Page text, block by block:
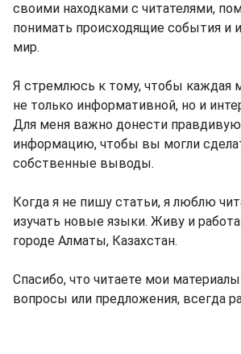
своими находками с читателями,
понимать происходящие события и
мир.
Я стремлюсь к тому, чтобы каждая
не только информативной, но и
Для меня важно донести
информацию, чтобы вы могли
собственные выводы.
Когда я не пишу статьи, я люблю
изучать новые языки. Живу и
городе Алматы, Казахстан.
Спасибо, что читаете мои
вопросы или предложения, всегда